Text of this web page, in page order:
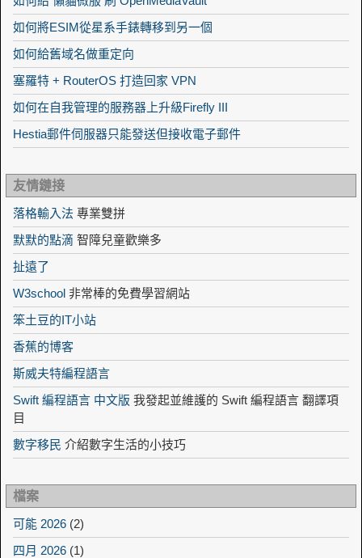
如何將ESIM從星系手錶轉移到另一個
如何給舊域名做重定向
塞羅特 + RouterOS 打造回家 VPN
如何在自我管理的服務器上升級Firefly III
Hestia郵件伺服器只能發送但接收電子郵件
友情鏈接
落格輸入法 專業雙拼
默默的點滴 智障兒童歡樂多
扯遠了
W3school 非常棒的免費學習網站
笨土豆的IT小站
香蕉的博客
斯威夫特編程語言
Swift 編程語言 中文版 我發起並維護的 Swift 編程語言 翻譯項
目
數字移民 介紹數字生活的小技巧
檔案
可能 2026 (2)
四月 2026 (1)